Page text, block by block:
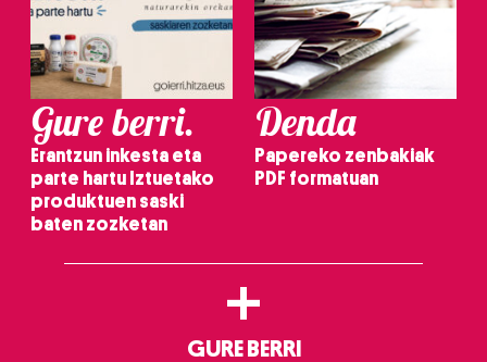
Gure berri.
Erantzun inkesta eta
parte hartu Iztuetako
produktuen saski
baten zozketan
Denda
Papereko zenbakiak
PDF formatuan
+
GURE BERRI